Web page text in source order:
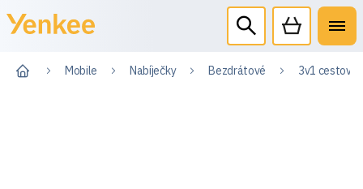
Mobile Nabíječky Bezdrátové 3v1 cestovní